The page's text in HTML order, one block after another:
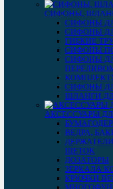
СИФОНЫ,
СИФОНЫ
СИФОНЫ
ГИБКИЕ
СИФОНЫ
СИФОНЫ
СИФОНЫ
ШЛАНГИ
АКСЕССУАРЫ
ВЕДРА,
ЩЕТОК
ДОЗАТОРЫ
ЗЕРКАЛА
КРЮЧКИ